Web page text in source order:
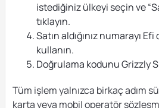
istediğiniz ülkeyi seçin ve
tıklayın.
Satın aldığınız numarayı
kullanın.
Doğrulama kodunu Grizzly
Tüm işlem yalnızca birkaç adım
karta veya mobil operatör